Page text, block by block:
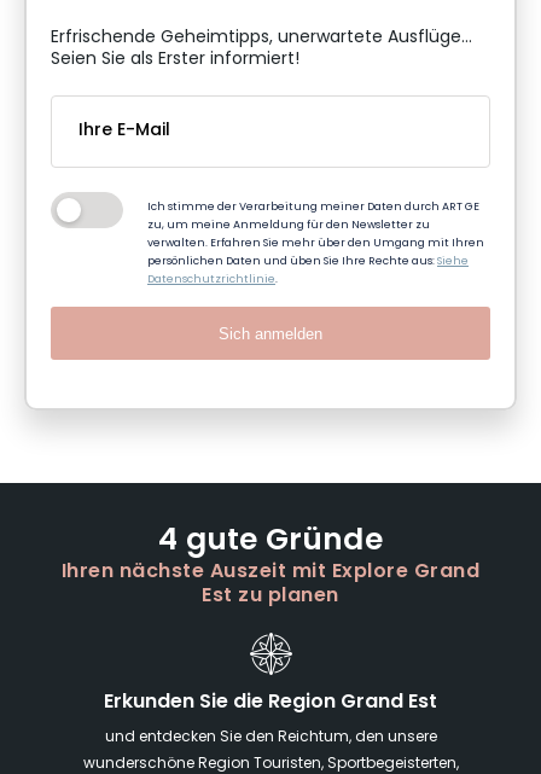
Erfrischende Geheimtipps, unerwartete Ausflüge...
Seien Sie als Erster informiert!
Ich stimme der Verarbeitung meiner Daten durch ART GE
zu, um meine Anmeldung für den Newsletter zu
verwalten. Erfahren Sie mehr über den Umgang mit Ihren
persönlichen Daten und üben Sie Ihre Rechte aus:Siehe
Datenschutzrichtlinie.
Sich anmelden
4 gute Gründe
Ihren nächste Auszeit mit Explore Grand
Est zu planen
Erkunden Sie die Region Grand Est
und entdecken Sie den Reichtum, den unsere
wunderschöne Region Touristen, Sportbegeisterten,